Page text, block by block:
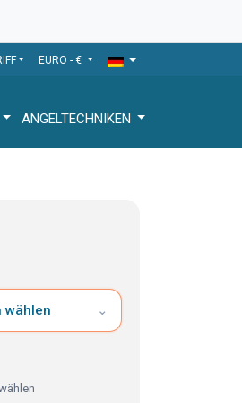
EURO - €
ANGELTECHNIKEN
wählen ⌄